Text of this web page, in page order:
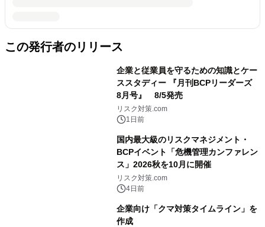
この発行者のリリース
企業と従業員を守るための知識とケー
ススタディー 『月刊BCPリーダーズ
8月号』 8/5発売
リスク対策.com
1日前
国内最大級のリスクマネジメント・
BCPイベント「危機管理カンファレン
ス」2026秋を10月に開催
リスク対策.com
4日前
企業向け「クマ対策タイムライン」を
作成